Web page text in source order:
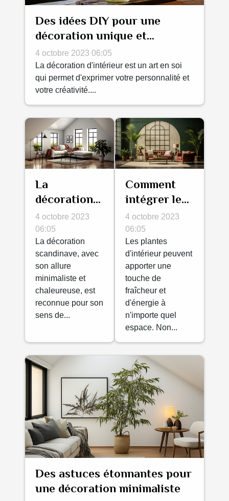
Des idées DIY pour une
décoration unique et
personnalisée
4 octobre 2023 06:05
La décoration d'intérieur est un art en soi
qui permet d'exprimer votre personnalité et
votre créativité....
La
décoration
scandinave :
minimaliste
et
chaleureuse
4 octobre 2023
06:05
La décoration
scandinave, avec
son allure
minimaliste et
chaleureuse, est
reconnue pour son
sens de...
Comment
intégrer les
plantes
d'intérieur
dans votre
décoration?
4 octobre 2023
06:05
Les plantes
d'intérieur peuvent
apporter une
touche de
fraîcheur et
d'énergie à
n'importe quel
espace. Non...
Des astuces étonnantes pour
une décoration minimaliste